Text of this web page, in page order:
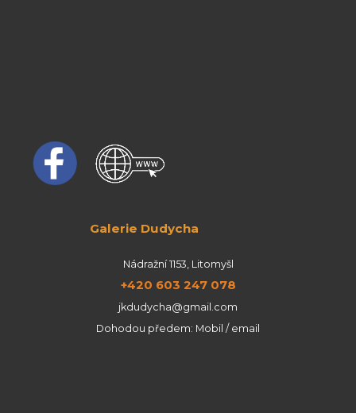
Galerie Dudycha
Nádražní 1153, Litomyšl
+420 603 247 078
jkdudycha@gmail.com
Dohodou předem: Mobil / email